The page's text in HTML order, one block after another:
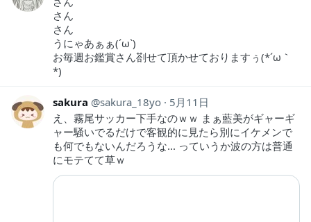
さん
さん
うにゃあぁぁ(´ω`)
お毎週お鑑賞さん剳せて頂かせておりますぅ(*´ω｀
*)
sakura sakura_18yo
5月11日
え、霧尾サッカー下手なのｗｗ まぁ藍美がギャーギ
ャー騒いでるだけで客観的に見たら別にイケメンで
も何でもないんだろうな... っていうか波の方は普通
にモテてて草ｗ